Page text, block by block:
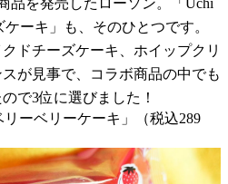
ーキ」も、そのひとつです。
ドチーズケーキ、ホイップクリ
が見事で、コラボ商品の中でも
で3位に選びました！
ーベリーケーキ」（税込289